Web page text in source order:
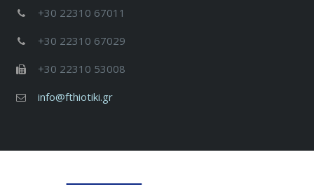
+30 22310 67011
+30 22310 67029
+30 22310 53008
info@fthiotiki.gr